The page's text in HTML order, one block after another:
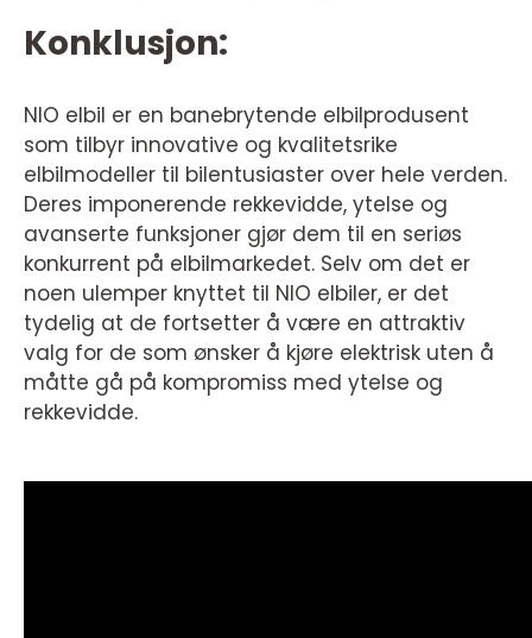
Konklusjon:
NIO elbil er en banebrytende elbilprodusent
som tilbyr innovative og kvalitetsrike
elbilmodeller til bilentusiaster over hele verden.
Deres imponerende rekkevidde, ytelse og
avanserte funksjoner gjør dem til en seriøs
konkurrent på elbilmarkedet. Selv om det er
noen ulemper knyttet til NIO elbiler, er det
tydelig at de fortsetter å være en attraktiv
valg for de som ønsker å kjøre elektrisk uten å
måtte gå på kompromiss med ytelse og
rekkevidde.